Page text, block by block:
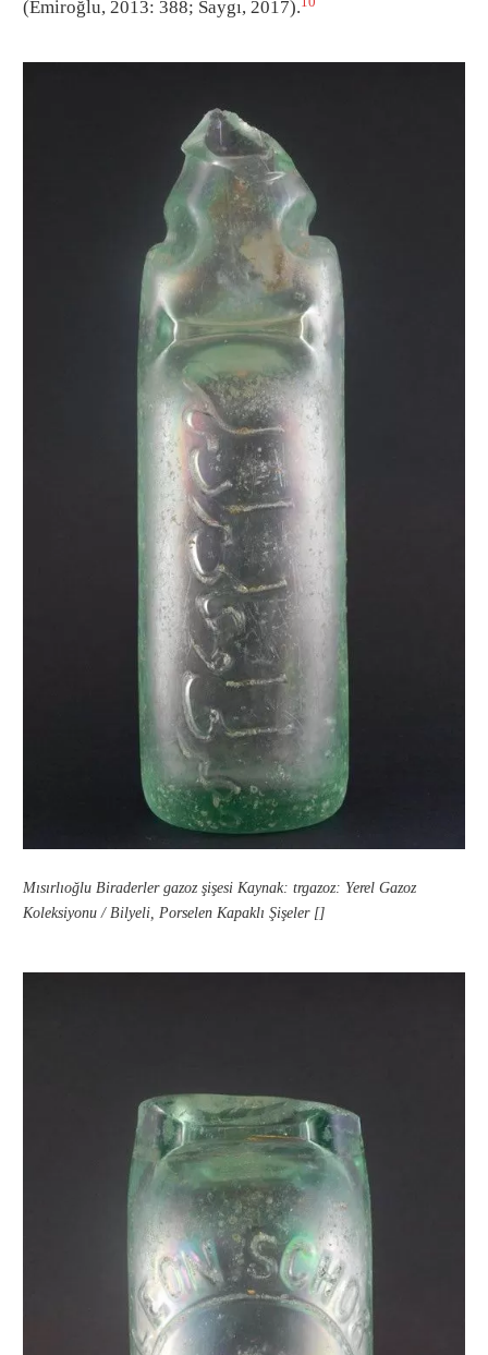
(Emiroğlu, 2013: 388; Saygı, 2017).
Mısırlıoğlu Biraderler gazoz şişesi Kaynak: trgazoz: Yerel Gazoz
Koleksiyonu / Bilyeli, Porselen Kapaklı Şişeler []